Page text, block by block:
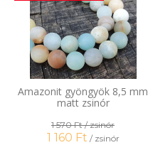
Amazonit gyöngyök 8,5 mm
matt zsinór
1 570 Ft/ zsinór
1 160 Ft / zsinór